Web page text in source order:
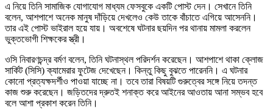
এ নিয়ে তিনি সামাজিক যোগাযোগ মাধ্যম ফেসবুকে একটি পোস্ট দেন। সেখানে তিনি
বলেন, আশপাশে অনেক মানুষ দাঁড়িয়ে দেখলেও কেউ তাকে বাঁচাতে এগিয়ে আসেননি।
তার এই পোস্ট ভাইরাল হয়ে যায়। অবশেষে ঘটনার ছয়দিন পর থানায় মামলা করলেন
ভুক্তভোগী শিক্ষকের স্ত্রী।
ওসি নিবারণচন্দ্র বর্মণ বলেন, তিনি ঘটনাস্থল পরিদর্শন করেছেন। আশপাশে থাকা ক্লোজ
সার্কিট (সিসি) ক্যামেরার ফুটেজ দেখেছেন। কিন্তু কিছু বুঝতে পারেননি। এ ঘটনার
কোনো প্রত্যক্ষদর্শীও পাওয়া যাচ্ছে না। তবে তারা বিষয়টি গুরুত্বের সঙ্গে নিয়ে তদন্ত
কাজ শুরু করেছেন। জড়িতদের দ্রুতই শনাক্ত করে আইনের আওতায় আনা সম্ভব হবে
বলে আশা প্রকাশ করেন তিনি।